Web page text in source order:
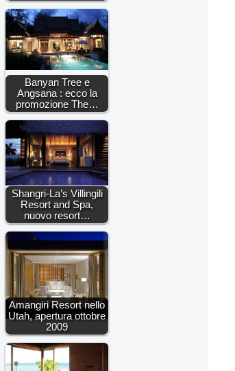
Banyan Tree e
Angsana : ecco la
promozione The…
Shangri-La’s Villingili
Resort and Spa,
nuovo resort…
Amangiri Resort nello
Utah, apertura ottobre
2009